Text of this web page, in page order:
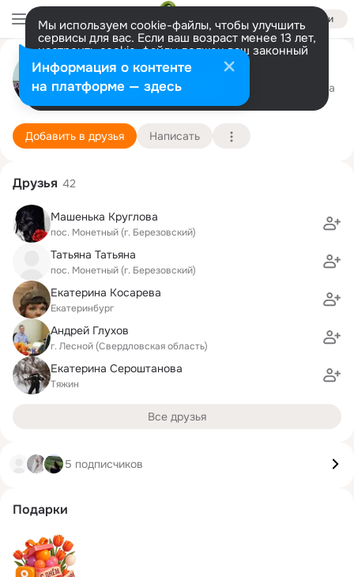
Войти
Мы используем cookie-файлы, чтобы улучшить
сервисы для вас. Если ваш возраст менее 13 лет,
настроить cookie-файлы должен ваш законный
представитель. Больше информации
Разрешить все Настроить
Наталья Сероштанова (Серая)
Екатеринбург
10 школа
Подробнее
Добавить в друзья Написать
Друзья 42
Машенька Круглова
пос. Монетный (г. Березовский)
Татьяна Татьяна
пос. Монетный (г. Березовский)
Екатерина Косарева
Екатеринбург
Андрей Глухов
г. Лесной (Свердловская область)
Екатерина Сероштанова
Тяжин
Все друзья
5 подписчиков
Подарки
Информация о контенте
на платформе — здесь